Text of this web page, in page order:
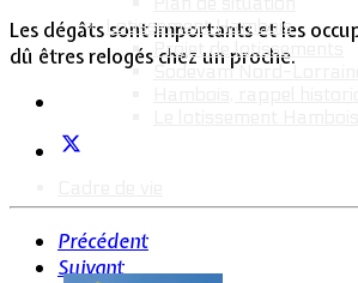
Lotissement Hambois
Projet de lotissements
Sodevam Nord-Lorraine
Les dégâts sont importants et les
dû êtres relogés chez un proche.
Précédent
Suivant